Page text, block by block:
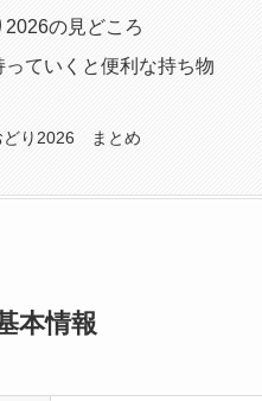
の見どころ
っていくと便利な持ち物
どり2026 まとめ
本情報